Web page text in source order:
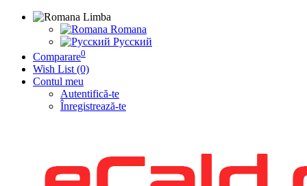
Limba
Romana
Русский
Comparare0
Wish List (0)
Contul meu
Autentifică-te
Înregistrează-te